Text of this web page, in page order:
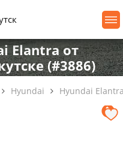
Elantra от
(#3886)
Hyundai Hyundai